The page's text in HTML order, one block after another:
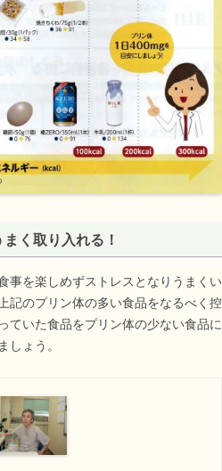
く取り入れる！
事を楽しめずストレスとなりうまくい
記のプリン体の多い食品をなるべく控
ていた食品をプリン体の少ない食品に
ょう。